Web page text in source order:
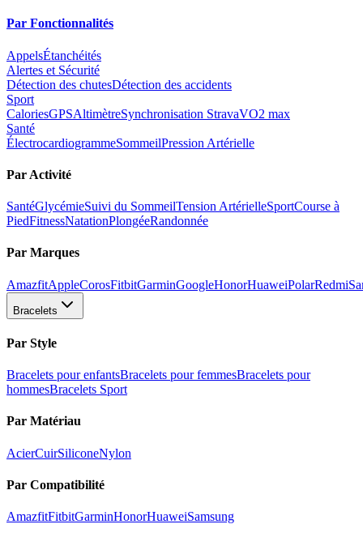
Par Fonctionnalités
AppelsÉtanchéités
Alertes et Sécurité
Détection des chutesDétection des accidents
Sport
CaloriesGPSAltimètreSynchronisation StravaVO2 max
Santé
ÉlectrocardiogrammeSommeilPression Artérielle
Par Activité
SantéGlycémieSuivi du SommeilTension ArtérielleSportCourse à
PiedFitnessNatationPlongéeRandonnée
Par Marques
AmazfitAppleCorosFitbitGarminGoogleHonorHuaweiPolarRedmi
Bracelets
Par Style
Bracelets pour enfantsBracelets pour femmesBracelets pour
hommesBracelets Sport
Par Matériau
AcierCuirSiliconeNylon
Par Compatibilité
AmazfitFitbitGarminHonorHuaweiSamsung